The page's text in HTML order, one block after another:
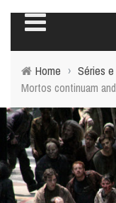
Home › Séries
Mortos continuam